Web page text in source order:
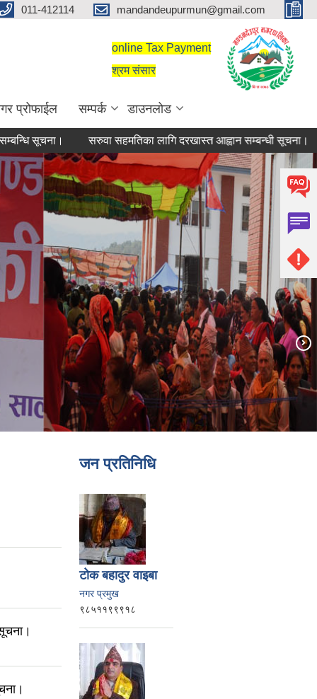
011-412114 mandandeupurmun@gmail.com
online Tax Payment
श्रम संसार
प्रोफाईल सम्पर्क डाउनलोड
सूचना। सरुवा सहमतिका लागि दरखास्त आह्वान सम्बन्धी सूचना।
स्वतः प्रकाशन २०८०-८१ वैशाख-असार सूचि दर्ता गराउने सम्बन्धी सूचना। Returnee
जन प्रतिनिधि
टोक बहादुर वाइबा
नगर प्रमुख
९८५११९९९१८